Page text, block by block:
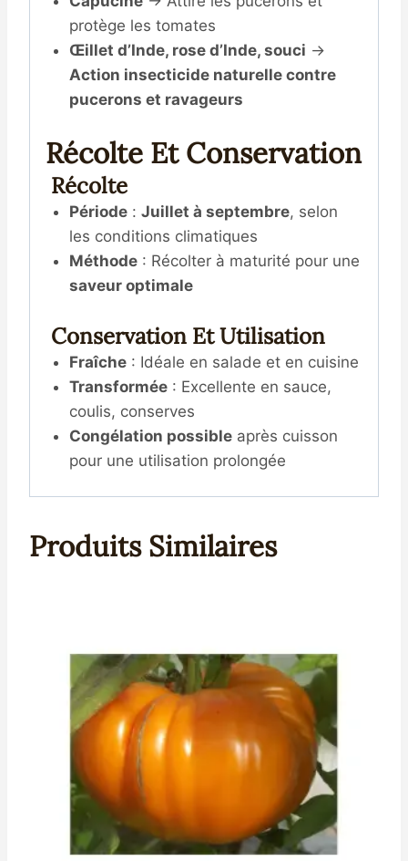
protège les tomates
Œillet d’Inde, rose d’Inde, souci →
Action insecticide naturelle contre
pucerons et ravageurs
Récolte Et Conservation
Récolte
Période: Juillet à septembre, selon
les conditions climatiques
Méthode: Récolter à maturité pour une
saveur optimale
Conservation Et Utilisation
Fraîche: Idéale en salade et en cuisine
Transformée: Excellente en sauce,
coulis, conserves
Congélation possibleaprès cuisson
pour une utilisation prolongée
Produits Similaires